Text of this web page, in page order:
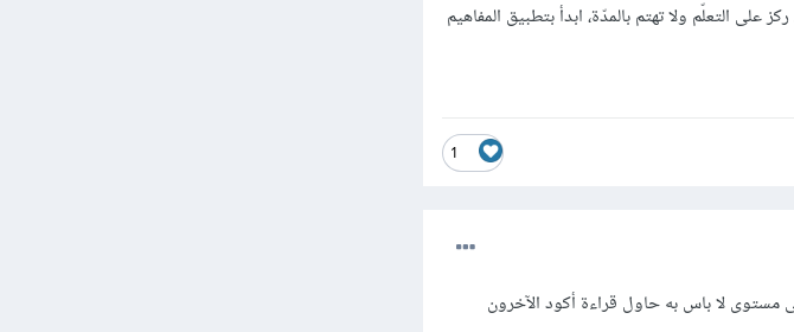
التعلّم ولا تهتم بالمدّة، ابدأ بتطبيق المفاهيم
1
مستوى لا باس به حاول قراءة أكود الآخرون